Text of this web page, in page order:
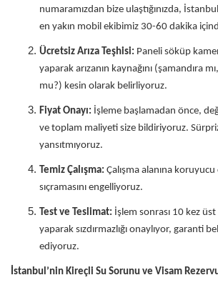
numaramızdan bize ulaştığınızda,
en yakın mobil ekibimiz 30-60 dakika
Ücretsiz Arıza Teşhisi: Paneli söküp
yaparak arızanın kaynağını (şamandıra
mu?) kesin olarak belirliyoruz.
Fiyat Onayı: İşleme başlamadan önce,
ve toplam maliyeti size bildiriyoruz.
yansıtmıyoruz.
Temiz Çalışma: Çalışma alanına
sıçramasını engelliyoruz.
Test ve Teslimat: İşlem sonrası 10 kez
yaparak sızdırmazlığı onaylıyor, garanti
ediyoruz.
İstanbul’nin Kireçli Su Sorunu ve Visam